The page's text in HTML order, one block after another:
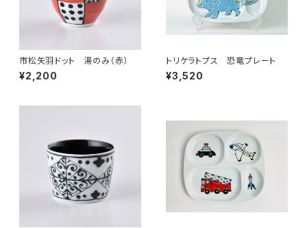
市松矢羽ドット 湯のみ（赤）
¥2,200
トリケラトプス 恐竜プレート
¥3,520